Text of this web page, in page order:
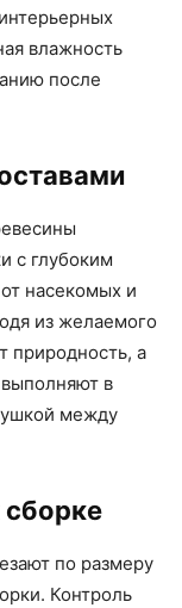
влажность
после
с глубоким
насекомых и
из желаемого
природность, а
в
между
сборке
по размеру
Контроль